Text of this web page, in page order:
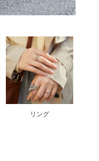
リング